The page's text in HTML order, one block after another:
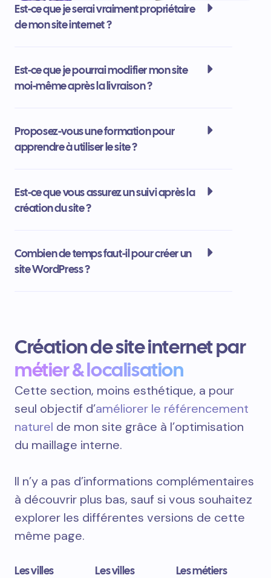
Est-ce que je serai vraiment propriétaire
de mon site internet ?
Est-ce que je pourrai modifier mon site
moi-même après la livraison ?
Proposez-vous une formation pour
apprendre à utiliser le site ?
Est-ce que vous assurez un suivi après la
création du site ?
Combien de temps faut-il pour créer un
site WordPress ?
Création de site internet par
métier & localisation
Cette section, moins esthétique, a pour
seul objectif d’améliorer le référencement
naturel de mon site grâce à l’optimisation
du maillage interne.
Il n’y a pas d’informations complémentaires
à découvrir plus bas, sauf si vous souhaitez
explorer les différentes versions de cette
même page.
Les villes
Les villes
Les métiers